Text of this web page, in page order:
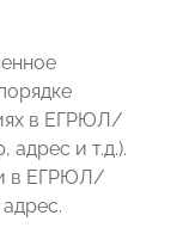
в ЕГРЮЛ/
и т.д.).
в ЕГРЮЛ/